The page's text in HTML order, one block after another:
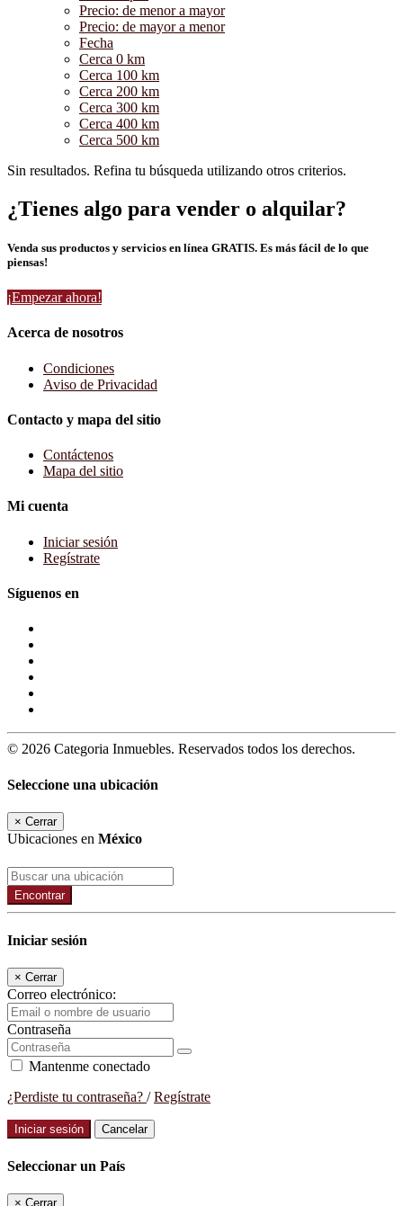
Precio: de menor a mayor
Precio: de mayor a menor
Fecha
Cerca 0 km
Cerca 100 km
Cerca 200 km
Cerca 300 km
Cerca 400 km
Cerca 500 km
Sin resultados. Refina tu búsqueda utilizando otros criterios.
¿Tienes algo para vender o alquilar?
Venda sus productos y servicios en línea GRATIS. Es más fácil de lo que
piensas!
¡Empezar ahora!
Acerca de nosotros
Condiciones
Aviso de Privacidad
Contacto y mapa del sitio
Contáctenos
Mapa del sitio
Mi cuenta
Iniciar sesión
Regístrate
Síguenos en
© 2026 Categoria Inmuebles. Reservados todos los derechos.
Seleccione una ubicación
× Cerrar
Ubicaciones en México
Encontrar
Iniciar sesión
× Cerrar
Correo electrónico:
Contraseña
Mantenme conectado
¿Perdiste tu contraseña? /Regístrate
Iniciar sesión Cancelar
Seleccionar un País
× Cerrar